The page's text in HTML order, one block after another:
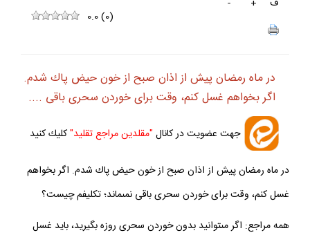
ف
+
-
0.0(0)
در ماه رمضان پيش از اذان صبح از خون حيض پاك شدم.
اگر بخواهم غسل كنم، وقت براى خوردن سحرى باقى ....
جهت عضويت در كانال "مقلدين مراجع تقليد"كليك كنيد
در ماه رمضان پيش از اذان صبح از خون حيض پاك شدم. اگر بخواهم
غسل كنم، وقت براى خوردن سحرى باقى نمى‏ماند؛ تكليفم چيست؟
همه مراجع: اگر مى‏توانيد بدون خوردن سحرى روزه بگيريد، بايد غسل